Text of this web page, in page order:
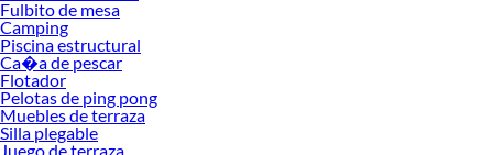
Herramientas Outdoor
Mosquiteros
Otros Accesorios Outdoor
Camping
Bolsa de dormir
Carpa
Colchon inflable
Fulbito de mesa
Camping
Piscina estructural
Ca�a de pescar
Flotador
Pelotas de ping pong
Muebles de terraza
Silla plegable
Juego de terraza